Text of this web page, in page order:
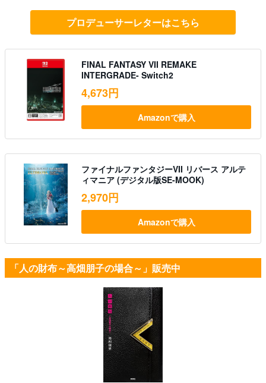
プロデューサーレターはこちら
FINAL FANTASY VII REMAKE
INTERGRADE- Switch2
4,673円
Amazonで購入
ファイナルファンタジーVII リバース アルテ
ィマニア (デジタル版SE-MOOK)
2,970円
Amazonで購入
「人の財布～高畑朋子の場合～」販売中